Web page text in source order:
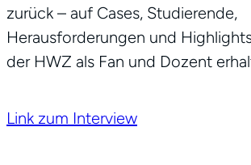
zurück – auf Cases, Studierende,
Herausforderungen und
der HWZ als Fan und Dozent
Link zum Interview